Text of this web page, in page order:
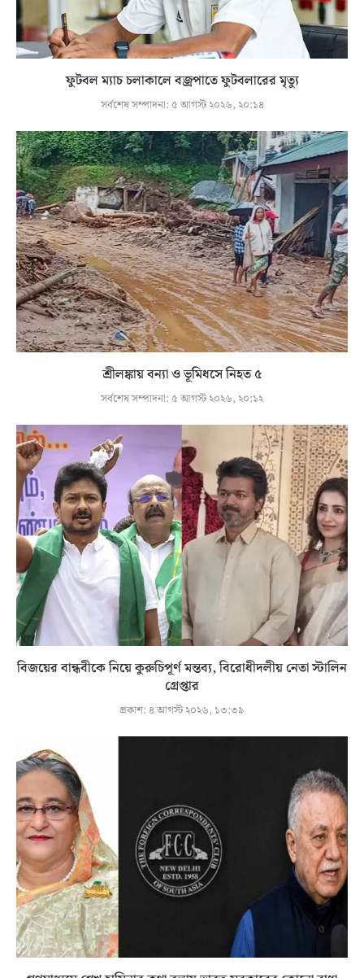
ফুটবল ম্যাচ চলাকালে বজ্রপাতে ফুটবলারের মৃত্যু
সর্বশেষ সম্পাদনা: ৫ আগস্ট ২০২৬, ২০:১৪
শ্রীলঙ্কায় বন্যা ও ভূমিধসে নিহত ৫
সর্বশেষ সম্পাদনা: ৫ আগস্ট ২০২৬, ২০:১২
বিজয়ের বান্ধবীকে নিয়ে কুরুচিপূর্ণ মন্তব্য, বিরোধীদলীয় নেতা স্টালিন
গ্রেপ্তার
প্রকাশ: ৪ আগস্ট ২০২৬, ১৩:৩৯